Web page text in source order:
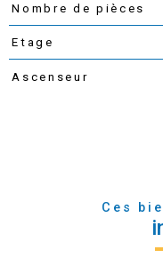
Nombre de pièces
Etage
Ascenseur
Ces